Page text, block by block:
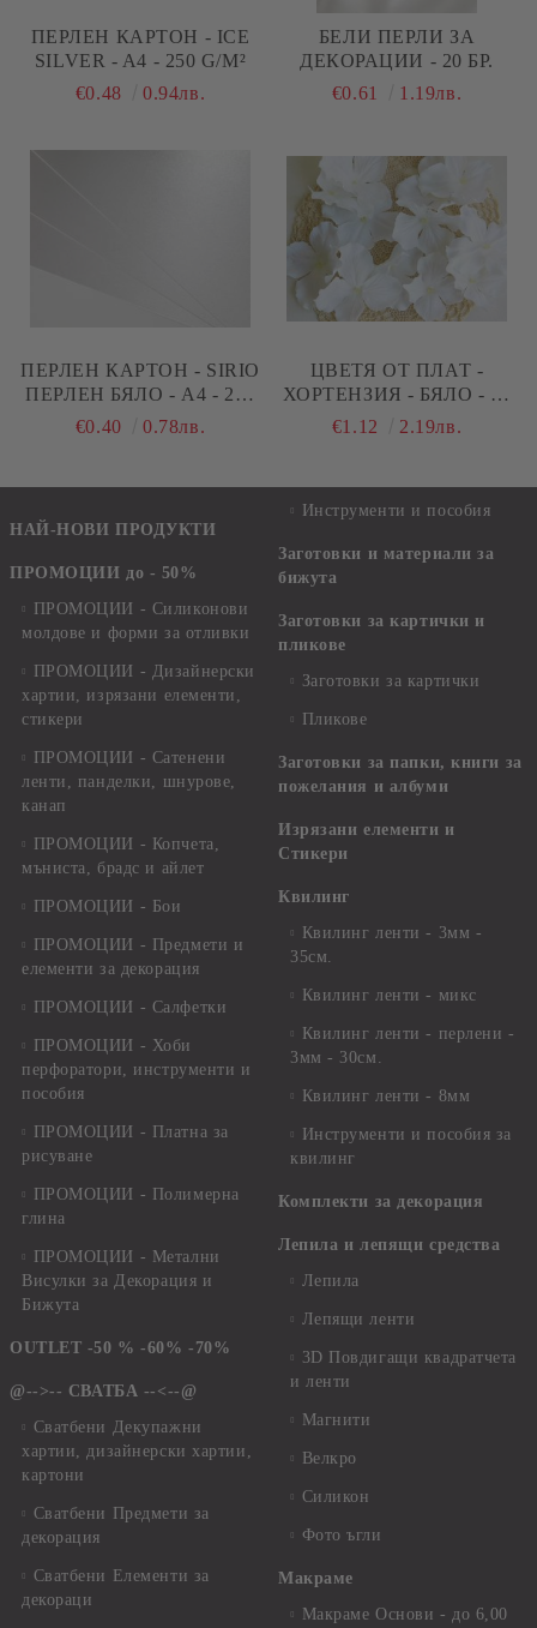
ПЕРЛЕН КАРТОН - ICE
SILVER - A4 - 250 G/M²
€0.48
0.94лв.
БЕЛИ ПЕРЛИ ЗА
ДЕКОРАЦИИ - 20 БР.
€0.61
1.19лв.
ПЕРЛЕН КАРТОН - SIRIO
ПЕРЛЕН БЯЛО - A4 - 230
G/M²
€0.40 0.78лв.
ЦВЕТЯ ОТ ПЛАТ -
ХОРТЕНЗИЯ - БЯЛО - 12
БР.
€1.12 2.19лв.
НАЙ-НОВИ ПРОДУКТИ
ПРОМОЦИИ до - 50%
ПРОМОЦИИ - Силиконови
молдове и форми за отливки
ПРОМОЦИИ - Дизайнерски
хартии, изрязани елементи,
стикери
ПРОМОЦИИ - Сатенени
ленти, панделки, шнурове,
канап
ПРОМОЦИИ - Копчета,
мъниста, брадс и айлет
ПРОМОЦИИ - Бои
ПРОМОЦИИ - Предмети и
елементи за декорация
ПРОМОЦИИ - Салфетки
ПРОМОЦИИ - Хоби
перфоратори, инструменти и
пособия
ПРОМОЦИИ - Платна за
рисуване
ПРОМОЦИИ - Полимерна
глина
ПРОМОЦИИ - Метални
Висулки за Декорация и
Бижута
OUTLET -50 % -60% -70%
@-->-- СВАТБА --<--@
Сватбени Декупажни
хартии, дизайнерски хартии,
картони
Сватбени Предмети за
декорация
Сватбени Елементи за
декораци
Инструменти и пособия
Заготовки и материали за
бижута
Заготовки за картички и
пликове
Заготовки за картички
Пликове
Заготовки за папки, книги за
пожелания и албуми
Изрязани елементи и
Стикери
Квилинг
Квилинг ленти - 3мм -
35см.
Квилинг ленти - микс
Квилинг ленти - перлени -
3мм - 30см.
Квилинг ленти - 8мм
Инструменти и пособия за
квилинг
Комплекти за декорация
Лепила и лепящи средства
Лепила
Лепящи ленти
3D Повдигащи квадратчета
и ленти
Магнити
Велкро
Силикон
Фото ъгли
Макраме
Макраме Основи - до 6,00